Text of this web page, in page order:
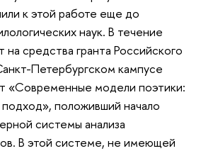
к этой работе еще до
наук. В течение
на средства гранта Российского
Петербургском кампусе
«Современные модели поэтики:
положивший начало
системы анализа
В этой системе, не имеющей